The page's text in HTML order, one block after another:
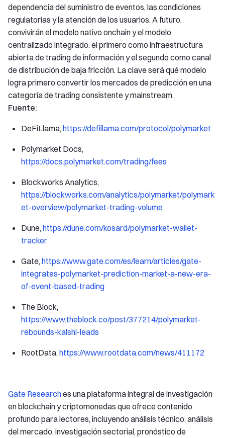
dependencia del suministro de eventos, las condiciones
regulatorias y la atención de los usuarios. A futuro,
convivirán el modelo nativo onchain y el modelo
centralizado integrado: el primero como infraestructura
abierta de trading de información y el segundo como canal
de distribución de baja fricción. La clave será qué modelo
logra primero convertir los mercados de predicción en una
categoría de trading consistente y mainstream.
Fuente:
DeFiLlama, https://defillama.com/protocol/polymarket
Polymarket Docs,
https://docs.polymarket.com/trading/fees
Blockworks Analytics,
https://blockworks.com/analytics/polymarket/polymark
et-overview/polymarket-trading-volume
Dune, https://dune.com/kosard/polymarket-wallet-
tracker
Gate, https://www.gate.com/es/learn/articles/gate-
integrates-polymarket-prediction-market-a-new-era-
of-event-based-trading
The Block,
https://www.theblock.co/post/377214/polymarket-
rebounds-kalshi-leads
RootData, https://www.rootdata.com/news/411172
Gate Researches una plataforma integral de investigación
en blockchain y criptomonedas que ofrece contenido
profundo para lectores, incluyendo análisis técnico, análisis
del mercado, investigación sectorial, pronóstico de